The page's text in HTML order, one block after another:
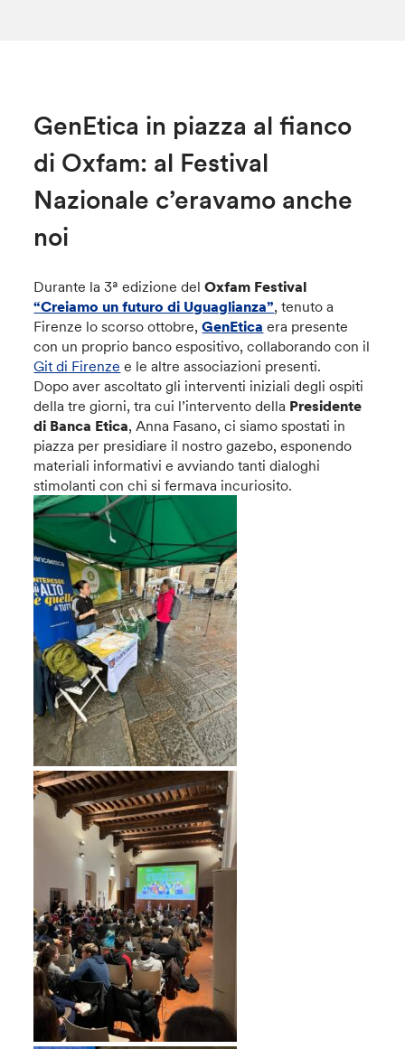
GenEtica in piazza al fianco
di Oxfam: al Festival
Nazionale c’eravamo anche
noi
Durante la 3ª edizione delOxfam Festival
“Creiamo un futuro di Uguaglianza”, tenuto a
Firenze lo scorso ottobre,GenEtica era presente
con un proprio banco espositivo, collaborando con il
Git di Firenze e le altre associazioni presenti.
Dopo aver ascoltato gli interventi iniziali degli ospiti
della tre giorni, tra cui l’intervento della Presidente
di Banca Etica, Anna Fasano, ci siamo spostati in
piazza per presidiare il nostro gazebo, esponendo
materiali informativi e avviando tanti dialoghi
stimolanti con chi si fermava incuriosito.